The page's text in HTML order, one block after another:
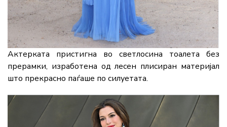
Актерката пристигна во светлосина тоалета без
прерамки, изработена од лесен плисиран материјал
што прекрасно паѓаше по силуетата.